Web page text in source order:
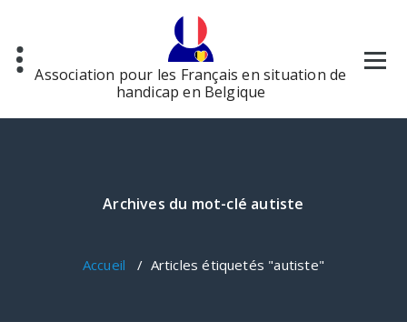
contenu
Association pour les Français en situation de
handicap en Belgique
Archives du mot-clé autiste
Accueil / Articles étiquetés "autiste"